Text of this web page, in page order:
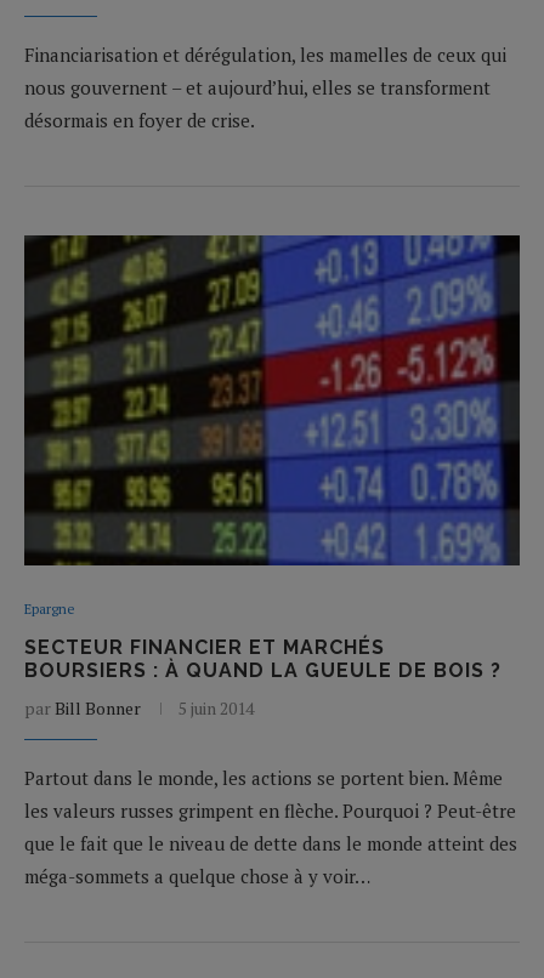
Financiarisation et dérégulation, les mamelles de ceux qui
nous gouvernent – et aujourd’hui, elles se transforment
désormais en foyer de crise.
Epargne
SECTEUR FINANCIER ET MARCHÉS
BOURSIERS : À QUAND LA GUEULE DE BOIS ?
par Bill Bonner 5 juin 2014
Partout dans le monde, les actions se portent bien. Même
les valeurs russes grimpent en flèche. Pourquoi ? Peut-être
que le fait que le niveau de dette dans le monde atteint des
méga-sommets a quelque chose à y voir…